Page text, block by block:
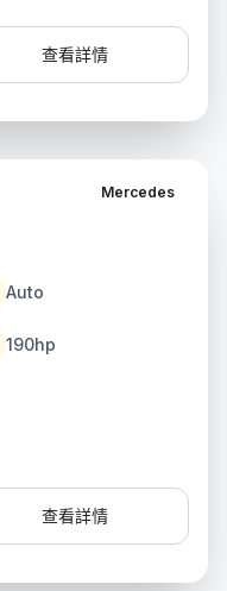
查看詳情
Mercedes
Auto
190hp
查看詳情